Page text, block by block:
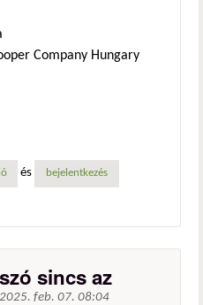
Company Hungary
és bejelentkezés
sincs az
2025. feb. 07. 08:04